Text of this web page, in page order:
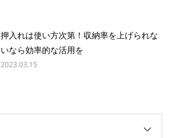
押入れは使い方次第！収納率を上げられな
いなら効率的な活用を
2023.03.15